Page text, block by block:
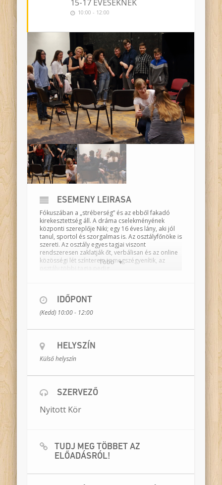
15-17 ÉVESEKNEK
10:00 - 12:00
Több
ESEMÉNY LEÍRÁSA
Fókuszában a „stréberség” és az ebből fakadó
kirekesztettség áll. A dráma cselekményének
központi szereplője Niki; egy 16 éves lány, aki jól
tanul, sportol és szorgalmas is. Az osztályfőnöke is
szereti. Az osztály egyes tagjai viszont
rendszeresen zaklatják őt, verbálisan és az online
közösségi lét színterein is megszégyenítik, az
foglalja magába központi kérdésünket: van-e
felelőssége azoknak, akik a konfliktushelyzeten
kívül állnak mint szemlélők? Meddig maradhatnak
és ha igen, a zaklatás ellen hat, vagy épp
ellenkezőleg, megerősíti azt?
Színész-drámatanárok:
Meszlényi-Bodnár Zoltán, Udvari-Kardos Tímea
Időtartam:120 perc
Bemutató dátuma:
IDŐPONT
(Kedd) 10:00 - 12:00
HELYSZÍN
Külső helyszín
SZERVEZŐ
Nyitott Kör
TUDJ MEG TÖBBET AZ
ELŐADÁSRÓL!